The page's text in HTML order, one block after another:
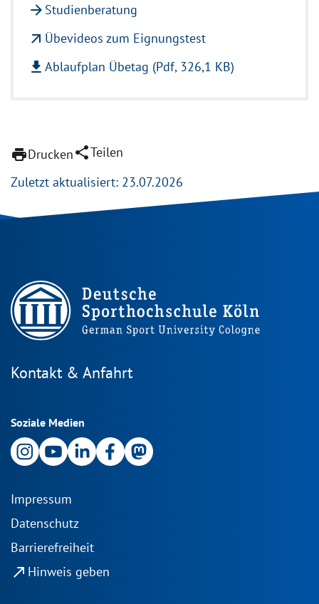
arrow_forward Studienberatung
arrow_outward Übevideos zum Eignungstest
file_download Ablaufplan Übetag (Pdf, 326,1 KB)
printDruckenshareTeilen
Zuletzt aktualisiert: 23.07.2026
Kontakt & Anfahrt
Soziale Medien
Impressum
Datenschutz
Barrierefreiheit
north_east Hinweis geben